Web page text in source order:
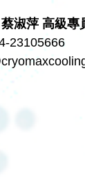
淑萍 高級專
23105666